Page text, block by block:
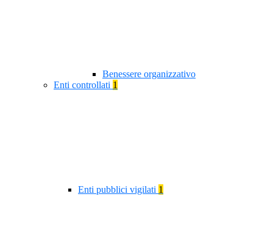
Benessere organizzativo
Enti controllati 1
Enti pubblici vigilati 1